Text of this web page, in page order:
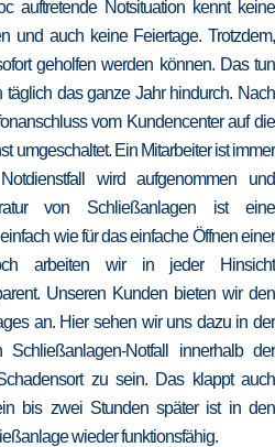
auftretende Notsituation kennt keine
und auch keine Feiertage. Trotzdem,
geholfen werden können. Das tun
das ganze Jahr hindurch. Nach
vom Kundencenter auf die
umgeschaltet. Ein Mitarbeiter ist immer
wird aufgenommen und
von Schließanlagen ist eine
wie für das einfache Öffnen einer
arbeiten wir in jeder Hinsicht
Unseren Kunden bieten wir den
an. Hier sehen wir uns dazu in der
Notfall innerhalb der
zu sein. Das klappt auch
bis zwei Stunden später ist in den
wieder funktionsfähig.